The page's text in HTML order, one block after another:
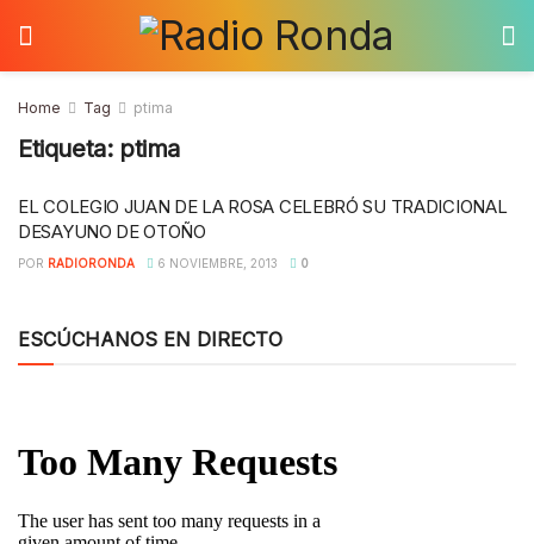
Home Tag ptima
Etiqueta: ptima
EL COLEGIO JUAN DE LA ROSA CELEBRÓ SU TRADICIONAL
DESAYUNO DE OTOÑO
POR RADIORONDA 6 NOVIEMBRE, 2013 0
ESCÚCHANOS EN DIRECTO